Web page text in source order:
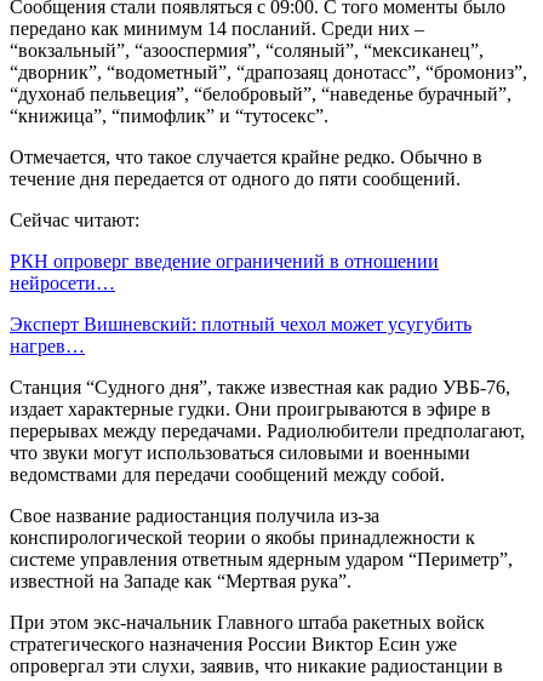
Сообщения стали появляться с 09:00. С того моменты было
передано как минимум 14 посланий. Среди них –
“вокзальный”, “азооспермия”, “соляный”, “мексиканец”,
“дворник”, “водометный”, “драпозаяц донотасс”, “бромониз”,
“духонаб пельвеция”, “белобровый”, “наведенье бурачный”,
“книжица”, “пимофлик” и “тутосекс”.
Отмечается, что такое случается крайне редко. Обычно в
течение дня передается от одного до пяти сообщений.
Сейчас читают:
РКН опроверг введение ограничений в отношении
нейросети…
Эксперт Вишневский: плотный чехол может усугубить
нагрев…
Станция “Судного дня”, также известная как радио УВБ-76,
издает характерные гудки. Они проигрываются в эфире в
перерывах между передачами. Радиолюбители предполагают,
что звуки могут использоваться силовыми и военными
ведомствами для передачи сообщений между собой.
Свое название радиостанция получила из-за
конспирологической теории о якобы принадлежности к
системе управления ответным ядерным ударом “Периметр”,
известной на Западе как “Мертвая рука”.
При этом экс-начальник Главного штаба ракетных войск
стратегического назначения России Виктор Есин уже
опровергал эти слухи, заявив, что никакие радиостанции в